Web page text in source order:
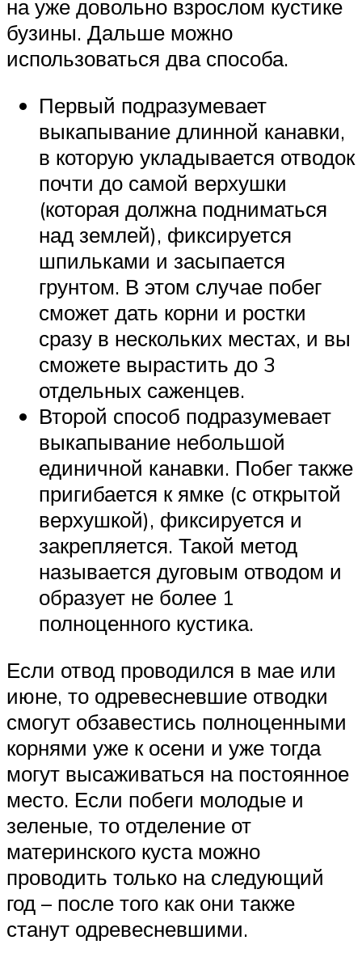
на уже довольно взрослом кустике
бузины. Дальше можно
использоваться два способа.
Первый подразумевает
выкапывание длинной канавки,
в которую укладывается отводок
почти до самой верхушки
(которая должна подниматься
над землей), фиксируется
шпильками и засыпается
грунтом. В этом случае побег
сможет дать корни и ростки
сразу в нескольких местах, и вы
сможете вырастить до 3
отдельных саженцев.
Второй способ подразумевает
выкапывание небольшой
единичной канавки. Побег также
пригибается к ямке (с открытой
верхушкой), фиксируется и
закрепляется. Такой метод
называется дуговым отводом и
образует не более 1
полноценного кустика.
Если отвод проводился в мае или
июне, то одревесневшие отводки
смогут обзавестись полноценными
корнями уже к осени и уже тогда
могут высаживаться на постоянное
место. Если побеги молодые и
зеленые, то отделение от
материнского куста можно
проводить только на следующий
год – после того как они также
станут одревесневшими.